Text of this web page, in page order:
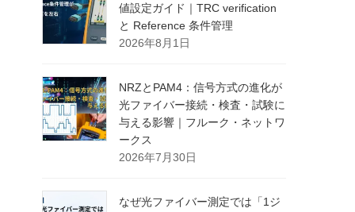
値設定ガイド｜TRC verification
と Reference 条件管理
2026年8月1日
NRZとPAM4：信号方式の進化が
光ファイバー接続・検査・試験に
与える影響｜フルーク・ネットワ
ークス
2026年7月30日
なぜ光ファイバー測定では「1ジ